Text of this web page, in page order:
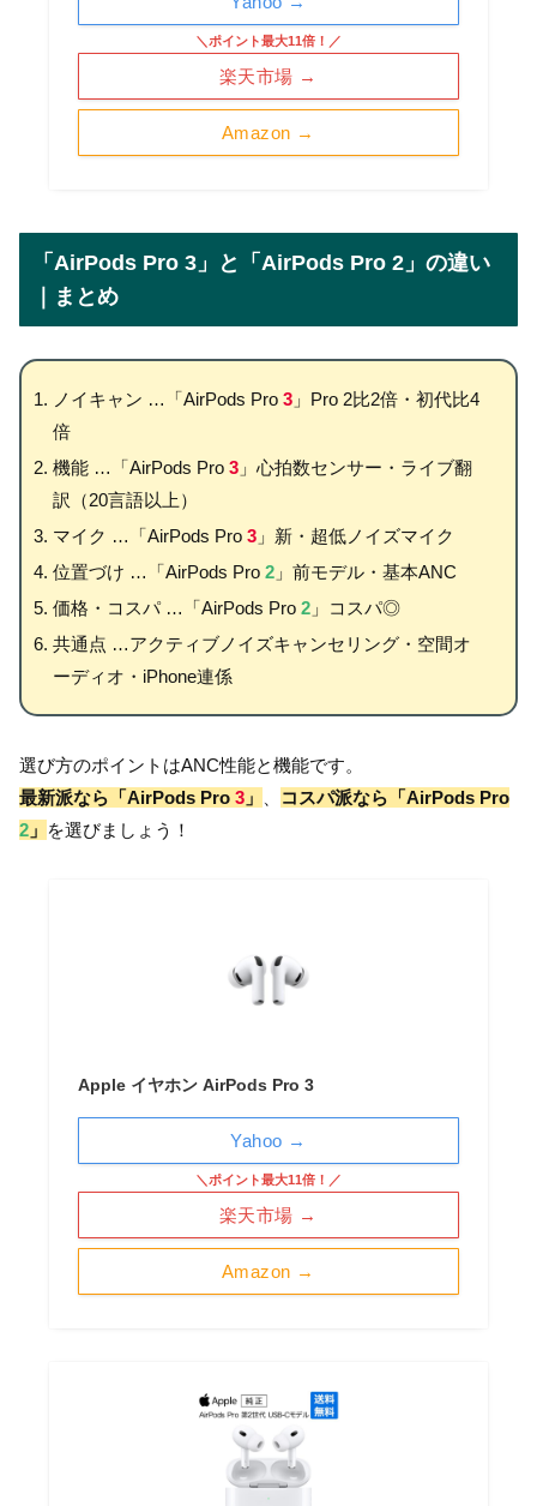
Amazon →
＼ポイント最大11倍！／
楽天市場 →
「AirPods Pro 3」と「AirPods Pro 2」の違い
｜まとめ
ノイキャン …「AirPods Pro 3」Pro 2比2倍・初代比4
倍
機能 …「AirPods Pro 3」心拍数センサー・ライブ翻
訳（20言語以上）
マイク …「AirPods Pro 3」新・超低ノイズマイク
位置づけ …「AirPods Pro 2」前モデル・基本ANC
価格・コスパ …「AirPods Pro 2」コスパ◎
共通点 …アクティブノイズキャンセリング・空間オ
ーディオ・iPhone連係
選び方のポイントはANC性能と機能です。
最新派なら「AirPods Pro 3 」
コスパ派なら「AirPods Pro
2 」 を選びましょう！
Apple イヤホン AirPods Pro 3
Amazon →
＼ポイント最大11倍！／
楽天市場 →
Yahoo →